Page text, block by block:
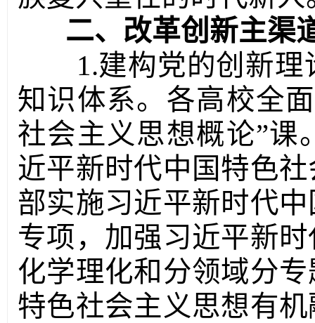
二、改革创新主渠
1.建构党的创新
知识体系。各高校全
社会主义思想概论”课
近平新时代中国特色
部实施习近平新时代
专项，加强习近平新
化学理化和分领域分
特色社会主义思想有